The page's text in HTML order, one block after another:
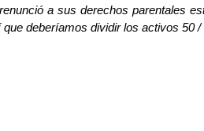
a sus derechos parentales
deberíamos dividir los activos 50 /